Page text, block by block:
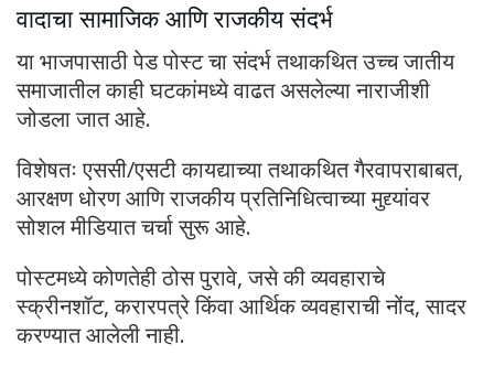
वादाचा सामाजिक आणि राजकीय संदर्भ
या भाजपासाठी पेड पोस्ट चा संदर्भ तथाकथित उच्च जातीय
समाजातील काही घटकांमध्ये वाढत असलेल्या नाराजीशी
जोडला जात आहे.
विशेषतः एससी/एसटी कायद्याच्या तथाकथित गैरवापराबाबत,
आरक्षण धोरण आणि राजकीय प्रतिनिधित्वाच्या मुद्द्यांवर
सोशल मीडियात चर्चा सुरू आहे.
पोस्टमध्ये कोणतेही ठोस पुरावे, जसे की व्यवहाराचे
स्क्रीनशॉट, करारपत्रे किंवा आर्थिक व्यवहाराची नोंद, सादर
करण्यात आलेली नाही.